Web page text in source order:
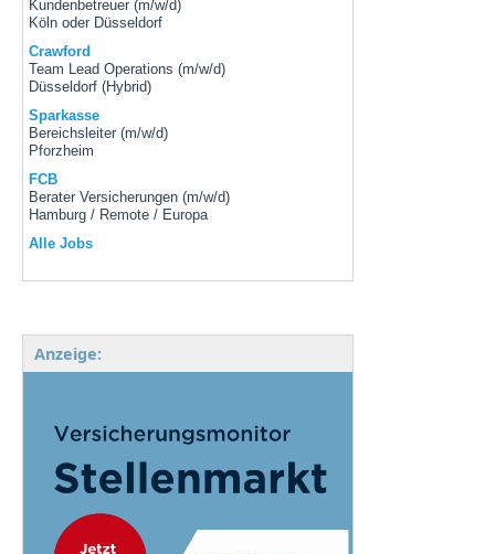
Kundenbetreuer (m/w/d)
Köln oder Düsseldorf
Crawford
Team Lead Operations (m/w/d)
Düsseldorf (Hybrid)
Sparkasse
Bereichsleiter (m/w/d)
Pforzheim
FCB
Berater Versicherungen (m/w/d)
Hamburg / Remote / Europa
Alle Jobs
Anzeige: